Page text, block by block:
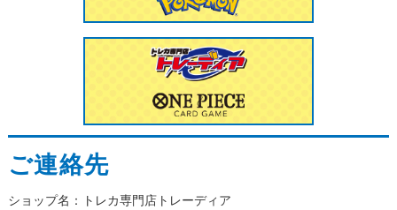
ご連絡先
ショップ名：トレカ専門店トレーディア